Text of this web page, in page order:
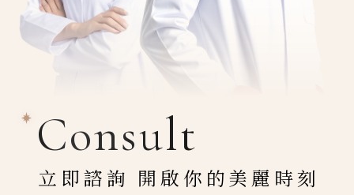
Consult
立即諮詢 開啟你的美麗時刻